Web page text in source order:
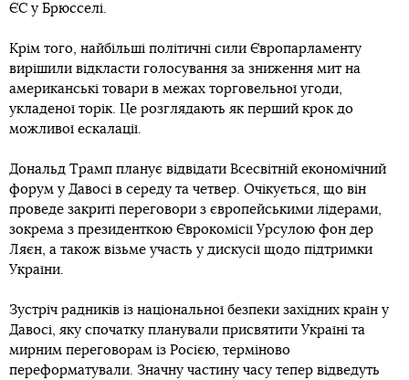
ЄС у Брюсселі.
Крім того, найбільші політичні сили Європарламенту
вирішили відкласти голосування за зниження мит на
американські товари в межах торговельної угоди,
укладеної торік. Це розглядають як перший крок до
можливої ескалації.
Дональд Трамп планує відвідати Всесвітній економічний
форум у Давосі в середу та четвер. Очікується, що він
проведе закриті переговори з європейськими лідерами,
зокрема з президенткою Єврокомісії Урсулою фон дер
Ляєн, а також візьме участь у дискусії щодо підтримки
України.
Зустріч радників із національної безпеки західних країн у
Давосі, яку спочатку планували присвятити Україні та
мирним переговорам із Росією, терміново
переформатували. Значну частину часу тепер відведуть